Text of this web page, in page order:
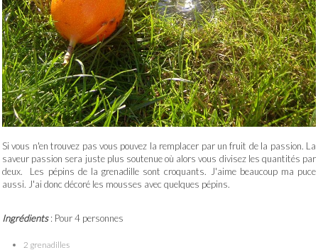
Si vous n'en trouvez pas vous pouvez la remplacer par un fruit de la passion. La
saveur passion sera juste plus soutenue où alors vous divisez les quantités par
deux. Les pépins de la grenadille sont croquants. J'aime beaucoup ma puce
aussi. J'ai donc décoré les mousses avec quelques pépins.
Ingrédients: Pour 4 personnes
2 grenadilles